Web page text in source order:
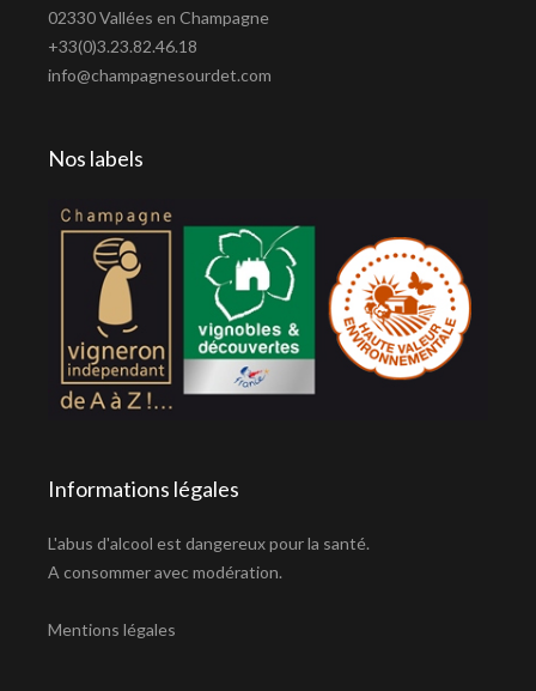
02330 Vallées en Champagne
+33(0)3.23.82.46.18
info@champagnesourdet.com
Nos labels
Informations légales
L'abus d'alcool est dangereux pour la santé.
A consommer avec modération.
Mentions légales